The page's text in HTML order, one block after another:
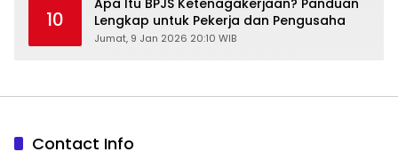
10
Apa Itu BPJS Ketenagakerjaan? Panduan
Lengkap untuk Pekerja dan Pengusaha
Jumat, 9 Jan 2026 20:10 WIB
Contact Info